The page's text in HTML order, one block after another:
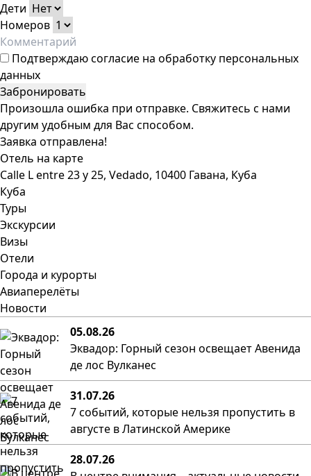
Дети
Номеров
Подтверждаюсогласие на обработку персональных
данных
Забронировать
Произошла ошибка при отправке. Свяжитесь с нами
другим удобным для Вас способом.
Заявка отправлена!
Отель на карте
Calle L entre 23 y 25, Vedado, 10400 Гавана, Куба
Куба
Туры
Экскурсии
Визы
Отели
Города и курорты
Авиаперелёты
Новости
05.08.26
Эквадор: Горный сезон освещает Авенида
де лос Вулканес
31.07.26
7 событий, которые нельзя пропустить в
августе в Латинской Америке
28.07.26